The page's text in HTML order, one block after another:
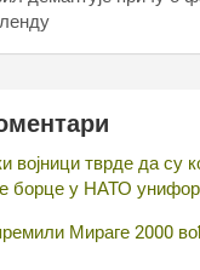
војници тврде да су
борце у НАТО
Мираге 2000